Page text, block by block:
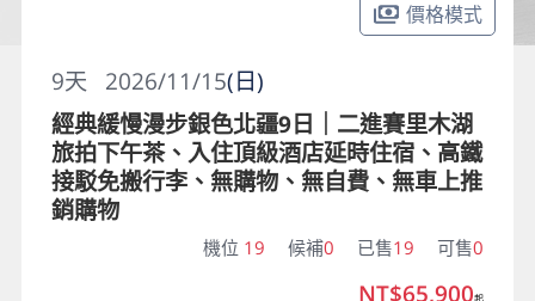
價格模式
2026/11/15(日)
9天
經典緩慢漫步銀色北疆9日｜二進賽里木湖
旅拍下午茶、入住頂級酒店延時住宿、高鐵
接駁免搬行李、無購物、無自費、無車上推
銷購物
機位 19 候補0 已售19 可售0
NT$65,900起